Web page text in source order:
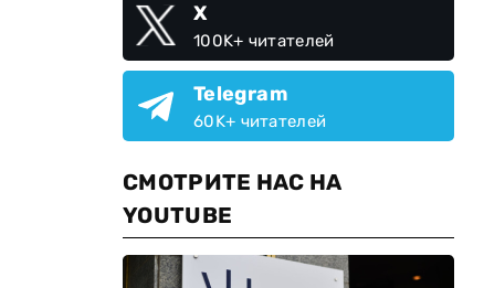
X
100K+ читателей
Telegram
60K+ читателей
СМОТРИТЕ НАС НА
YOUTUBE